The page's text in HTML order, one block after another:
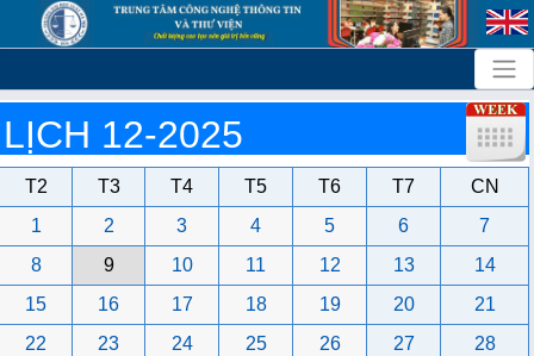
LỊCH 12-2025
T2 T3 T4 T5 T6 T7
CN
1
2 3 4 5 6
7
8
9 10 11 12 13
14
15
16 17 18 19 20
21
22
23 24 25 26 27
28